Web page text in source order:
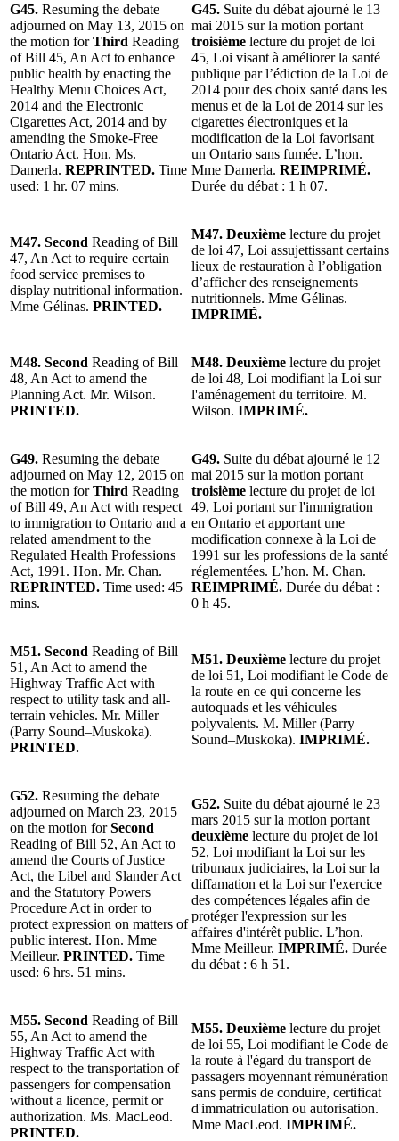
G45. Resuming the debate
adjourned on May 13, 2015 on
the motion forThird Reading
of Bill 45, An Act to enhance
public health by enacting the
Healthy Menu Choices Act,
2014 and the Electronic
Cigarettes Act, 2014 and by
amending the Smoke-Free
Ontario Act. Hon. Ms.
Damerla. REPRINTED. Time
used: 1 hr. 07 mins.
G45. Suite du débat ajourné le 13
mai 2015 sur la motion portant
troisième lecture du projet de loi
45, Loi visant à améliorer la santé
publique par l’édiction de la Loi de
2014 pour des choix santé dans les
menus et de la Loi de 2014 sur les
cigarettes électroniques et la
modification de la Loi favorisant
un Ontario sans fumée. L’hon.
Mme Damerla. REIMPRIMÉ.
Durée du débat : 1 h 07.
M47. Second Reading of Bill
47, An Act to require certain
food service premises to
display nutritional information.
Mme Gélinas. PRINTED.
M47. Deuxième lecture du projet
de loi 47, Loi assujettissant certains
lieux de restauration à l’obligation
d’afficher des renseignements
nutritionnels. Mme Gélinas.
IMPRIMÉ.
M48. Second Reading of Bill
48, An Act to amend the
Planning Act. Mr. Wilson.
PRINTED.
M48. Deuxième lecture du projet
de loi 48, Loi modifiant la Loi sur
l'aménagement du territoire. M.
Wilson. IMPRIMÉ.
G49. Resuming the debate
adjourned on May 12, 2015 on
the motion forThird Reading
of Bill 49, An Act with respect
to immigration to Ontario and a
related amendment to the
Regulated Health Professions
Act, 1991. Hon. Mr. Chan.
REPRINTED. Time used: 45
mins.
G49. Suite du débat ajourné le 12
mai 2015 sur la motion portant
troisième lecture du projet de loi
49, Loi portant sur l'immigration
en Ontario et apportant une
modification connexe à la Loi de
1991 sur les professions de la santé
réglementées. L’hon. M. Chan.
REIMPRIMÉ. Durée du débat :
0 h 45.
M51. Second Reading of Bill
51, An Act to amend the
Highway Traffic Act with
respect to utility task and all-
terrain vehicles. Mr. Miller
(Parry Sound–Muskoka).
PRINTED.
M51. Deuxième lecture du projet
de loi 51, Loi modifiant le Code de
la route en ce qui concerne les
autoquads et les véhicules
polyvalents. M. Miller (Parry
Sound–Muskoka). IMPRIMÉ.
G52. Resuming the debate
adjourned on March 23, 2015
on the motion forSecond
Reading of Bill 52, An Act to
amend the Courts of Justice
Act, the Libel and Slander Act
and the Statutory Powers
Procedure Act in order to
protect expression on matters of
public interest. Hon. Mme
Meilleur. PRINTED. Time
used: 6 hrs. 51 mins.
G52. Suite du débat ajourné le 23
mars 2015 sur la motion portant
deuxième lecture du projet de loi
52, Loi modifiant la Loi sur les
tribunaux judiciaires, la Loi sur la
diffamation et la Loi sur l'exercice
des compétences légales afin de
protéger l'expression sur les
affaires d'intérêt public. L’hon.
Mme Meilleur. IMPRIMÉ. Durée
du débat : 6 h 51.
M55. Second Reading of Bill
55, An Act to amend the
Highway Traffic Act with
respect to the transportation of
passengers for compensation
without a licence, permit or
authorization. Ms. MacLeod.
PRINTED.
M55. Deuxième lecture du projet
de loi 55, Loi modifiant le Code de
la route à l'égard du transport de
passagers moyennant rémunération
sans permis de conduire, certificat
d'immatriculation ou autorisation.
Mme MacLeod. IMPRIMÉ.